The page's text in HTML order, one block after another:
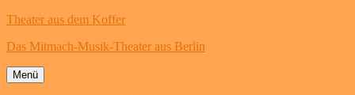
Theater aus dem Koffer
Das Mitmach-Musik-Theater aus Berlin
Menü